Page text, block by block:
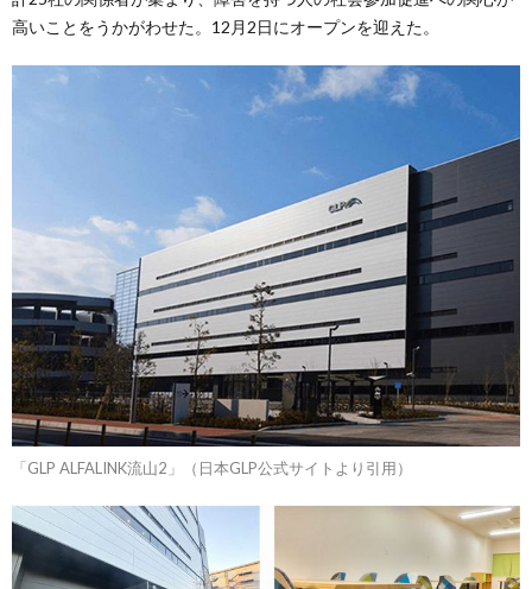
高いことをうかがわせた。12月2日にオープンを迎えた。
「GLP ALFALINK流山2」（日本GLP公式サイトより引用）